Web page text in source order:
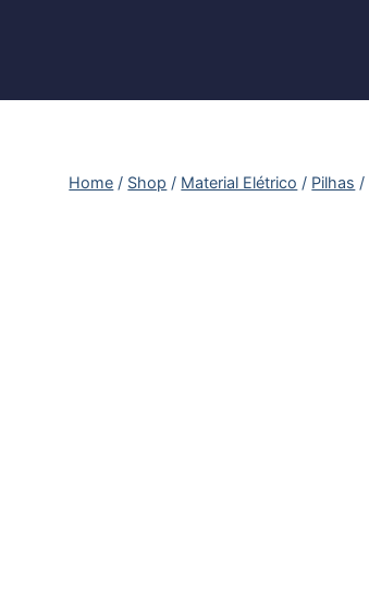
Home / Shop / Material Elétrico / Pilhas /